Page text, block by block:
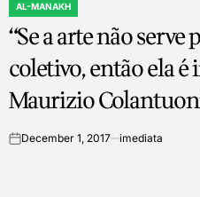
POSTED
IN
AL-MANAKH
“Se a arte não serve
coletivo, então ela
Maurizio
onDecember 1, 2017 imediata